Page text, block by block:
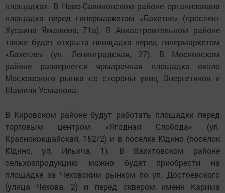
площадках. В Ново-Савиновском районе организована
площадка перед гипермаркетом «Бахетле» (проспект
Хусаина Ямашева, 71а). В Авиастроительном районе
также будет открыта площадка перед гипермаркетом
«Бахетле» (ул. Ленинградская, 27). В Московском
районе развернется ярмарочная площадка около
Московского рынка со стороны улиц Энергетиков и
Шамиля Усманова.
В Кировском районе будут работать площадки перед
торговым центром «Ягодная Слобода» (ул.
Краснококшайская, 152/2) и в поселке Юдино (поселок
Юдино, ул. Ильича, 1). В Вахитовском районе
сельхозпродукцию можно будет приобрести на
площадке за Чеховским рынком по ул. Достоевского
(улица Чехова, 2) и перед сквером имени Карима